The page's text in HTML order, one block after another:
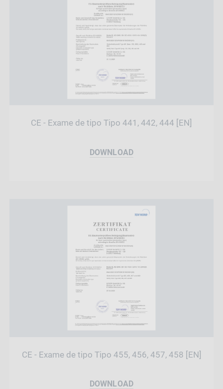
CE - Exame de tipo Tipo 441, 442, 444 [EN]
DOWNLOAD
CE - Exame de tipo Tipo 455, 456, 457, 458 [EN]
DOWNLOAD